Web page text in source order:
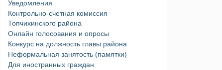
Уведомления
Контрольно-счетная комиссия
Топчихинского района
Онлайн голосования и опросы
Конкурс на должность главы района
Неформальная занятость (памятки)
Для иностранных граждан